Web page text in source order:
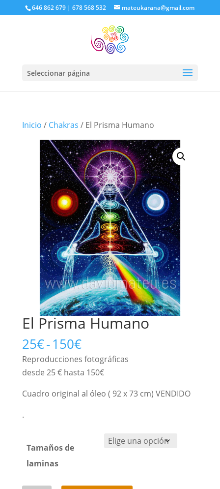
646 862 679 | 678 568 532 mateukarana@gmail.com
Seleccionar página
Inicio / Chakras / El Prisma Humano
El Prisma Humano
25€-150€Rango
de
precios:
25€
Reproducciones fotográficas
desde 25 € hasta 150€
Cuadro original al óleo ( 92 x 73 cm) VENDIDO
.
Tamaños de
laminas